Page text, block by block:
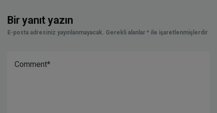
Bir yanıt yazın
E-posta adresiniz yayınlanmayacak. Gerekli alanlar * ile işaretlenmişlerdir